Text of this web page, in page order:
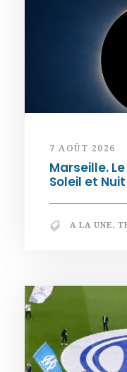
7 AOÛT 2026
Marseille.
Soleil et
A LA UNE,